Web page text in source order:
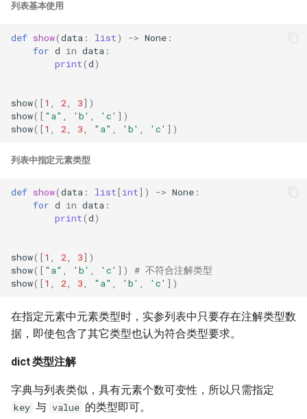
列表基本使用
def show(data : list) -> None :
for d in data :
print(d)
show([1 2 3])
show([ "a" 'b' 'c' ])
show([1 2 3 "a" 'b' 'c' ])
列表中指定元素类型
def show(data : list[int]) -> None :
for d in data :
print(d)
show([1 2 3])
show([ "a" 'b' 'c' ])
# 不符合注解类型
show([1 2 3 "a" 'b' 'c' ])
在指定元素中元素类型时，实参列表中只要存在注解类型数
据，即使包含了其它类型也认为符合类型要求。
dict 类型注解
字典与列表类似，具有元素个数可变性，所以只需指定
key 与 value 的类型即可。